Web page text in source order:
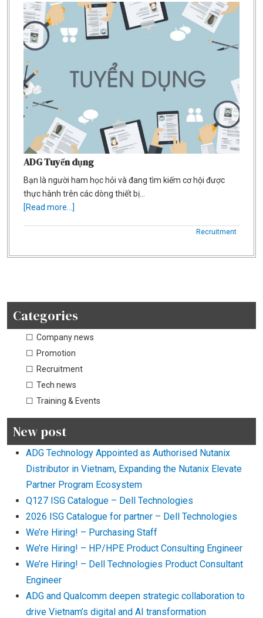
ADG Tuyển dụng
Bạn là người ham học hỏi và đang tìm kiếm cơ hội được
thực hành trên các dòng thiết bị…
[Read more...]
Recruitment
Categories
Company news
Promotion
Recruitment
Tech news
Training & Events
New post
ADG Technology Appointed as Authorised Nutanix
Distributor in Vietnam, Expanding the Nutanix Elevate
Partner Program Ecosystem
Q127 ISG Catalogue – Dell Technologies
2026 ISG Catalogue for partner – Dell Technologies
We’re Hiring! – Purchasing Staff
We’re Hiring! – HP/HPE Product Consulting Engineer
We’re Hiring! – Dell Technologies Product Consultant
Engineer
ADG and Qualcomm deepen strategic collaboration to
drive Vietnam’s digital and AI transformation